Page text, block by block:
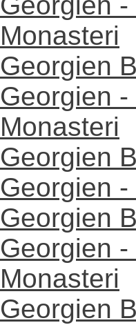
Monasteri
Georgien
Georgien
Monasteri
Georgien
Georgien
Georgien
Georgien
Monasteri
Georgien